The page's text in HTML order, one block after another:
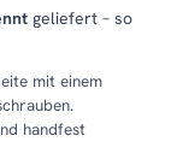
geliefert – so
mit einem
handfest